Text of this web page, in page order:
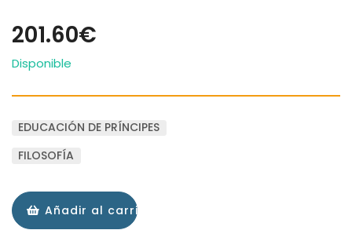
201.60€
Disponible
EDUCACIÓN DE PRÍNCIPES
FILOSOFÍA
Añadir al carrito